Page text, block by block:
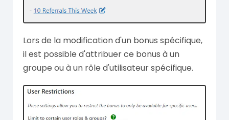
Lors de la modification d'un bonus spécifique,
il est possible d'attribuer ce bonus à un
groupe ou à un rôle d'utilisateur spécifique.